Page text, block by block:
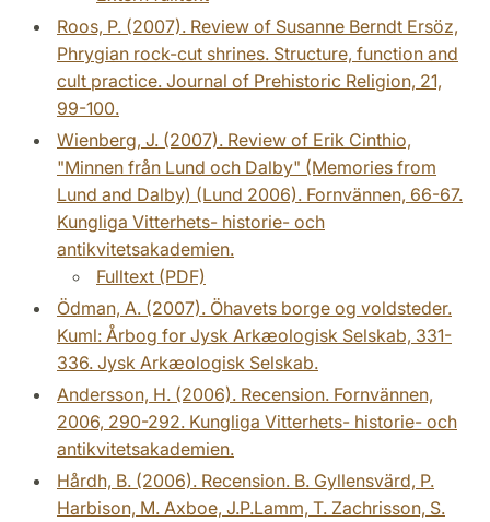
Roos, P. (2007). Review of Susanne Berndt Ersöz,
Phrygian rock-cut shrines. Structure, function and
cult practice. Journal of Prehistoric Religion, 21,
99-100.
Wienberg, J. (2007). Review of Erik Cinthio,
"Minnen från Lund och Dalby" (Memories from
Lund and Dalby) (Lund 2006). Fornvännen, 66-67.
Kungliga Vitterhets- historie- och
antikvitetsakademien.
Fulltext (PDF)
Ödman, A. (2007). Öhavets borge og voldsteder.
Kuml: Årbog for Jysk Arkæologisk Selskab, 331-
336. Jysk Arkæologisk Selskab.
Andersson, H. (2006). Recension. Fornvännen,
2006, 290-292. Kungliga Vitterhets- historie- och
antikvitetsakademien.
Hårdh, B. (2006). Recension. B. Gyllensvärd, P.
Harbison, M. Axboe, J.P.Lamm, T. Zachrisson, S.